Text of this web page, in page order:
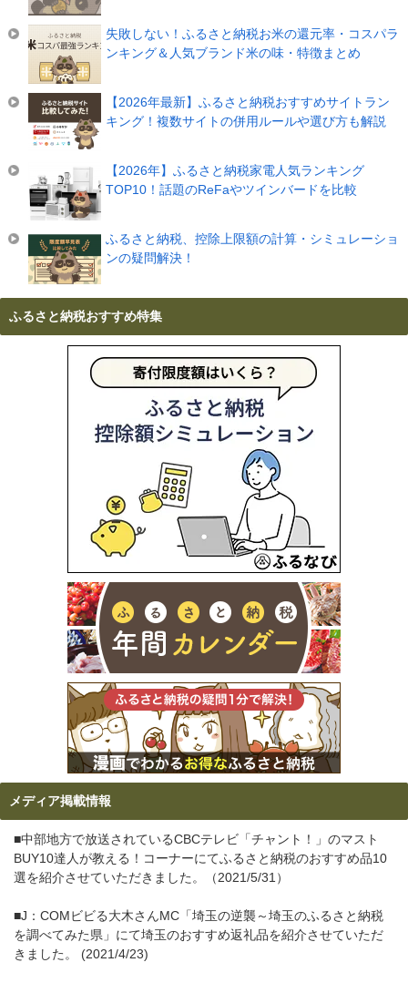
失敗しない！ふるさと納税お米の還元率・コスパラ
ンキング＆人気ブランド米の味・特徴まとめ
【2026年最新】ふるさと納税おすすめサイトラン
キング！複数サイトの併用ルールや選び方も解説
【2026年】ふるさと納税家電人気ランキング
TOP10！話題のReFaやツインバードを比較
ふるさと納税、控除上限額の計算・シミュレーショ
ンの疑問解決！
ふるさと納税おすすめ特集
メディア掲載情報
■中部地方で放送されているCBCテレビ「チャント！」のマスト
BUY10達人が教える！コーナーにてふるさと納税のおすすめ品10
選を紹介させていただきました。（2021/5/31）
■J：COMビビる大木さんMC「埼玉の逆襲～埼玉のふるさと納税
を調べてみた県」にて埼玉のおすすめ返礼品を紹介させていただ
きました。 (2021/4/23)